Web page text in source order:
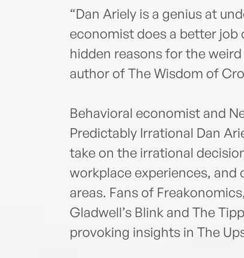
“Dan Ariely is a genius at
economist does a better
hidden reasons for the
author of The Wisdom of
Behavioral economist and
Predictably Irrational Dan
take on the irrational
workplace experiences,
areas. Fans of
Gladwell’s Blink and The
provoking insights in The